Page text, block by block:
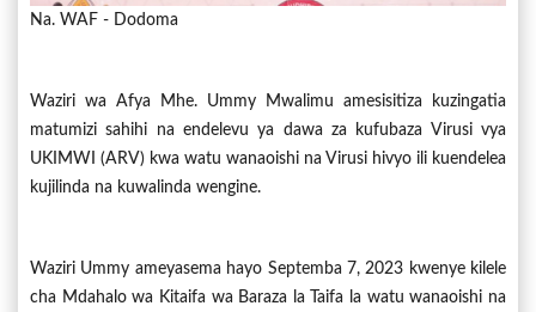
Na. WAF - Dodoma
Waziri wa Afya Mhe. Ummy Mwalimu amesisitiza kuzingatia
matumizi sahihi na endelevu ya dawa za kufubaza Virusi vya
UKIMWI (ARV) kwa watu wanaoishi na Virusi hivyo ili kuendelea
kujilinda na kuwalinda wengine.
Waziri Ummy ameyasema hayo Septemba 7, 2023 kwenye kilele
cha Mdahalo wa Kitaifa wa Baraza la Taifa la watu wanaoishi na